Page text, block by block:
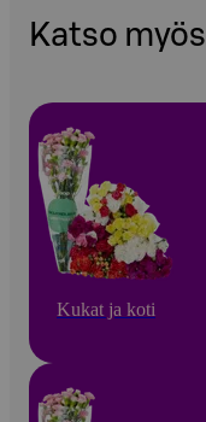
Katso myös
Kukat ja koti